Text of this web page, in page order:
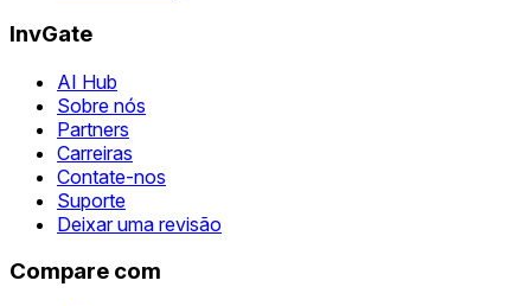
InvGate
AI Hub
Sobre nós
Partners
Carreiras
Contate-nos
Suporte
Deixar uma revisão
Compare com